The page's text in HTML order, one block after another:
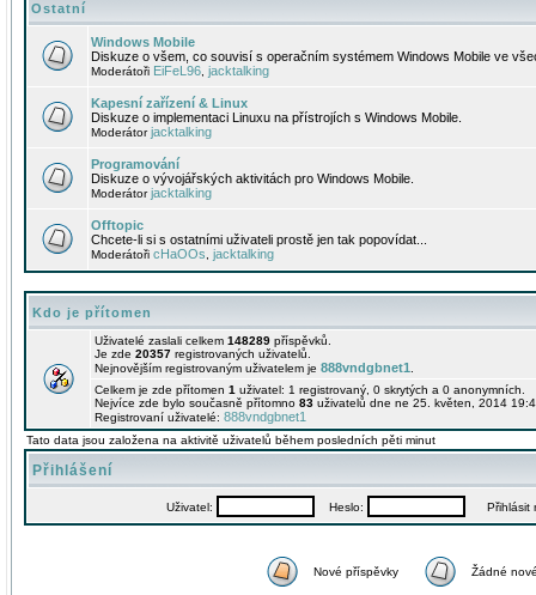
Ostatní
Windows Mobile
Diskuze o všem, co souvisí s operačním systémem Windows Mobile ve
Moderátoři EiFeL96 jacktalking
Kapesní zařízení & Linux
Diskuze o implementaci Linuxu na přístrojích s Windows Mobile.
Moderátorjacktalking
Programování
Diskuze o vývojářských aktivitách pro Windows Mobile.
Moderátorjacktalking
Offtopic
Chcete-li si s ostatními uživateli prostě jen tak popovídat...
Moderátoři cHaOOs jacktalking
Kdo je přítomen
Uživatelé zaslali celkem 148289 příspěvků.
Je zde 20357 registrovaných uživatelů.
Nejnovějším registrovaným uživatelem je 888vndgbnet1
Celkem je zde přítomen 1 uživatel: 1 registrovaný, 0 skrytých a 0
Nejvíce zde bylo současně přítomno 83 uživatelů dne ne 25. květen, 2014
Registrovaní uživatelé: 888vndgbnet1
Tato data jsou založena na aktivitě uživatelů během posledních pěti minut
Přihlášení
Uživatel: Heslo: Přihlásit
Nové příspěvky Žádné